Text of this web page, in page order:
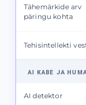
Tähemärkide arv
päringu kohta
Tehisintellekti
AI KABE JA
AI detektor